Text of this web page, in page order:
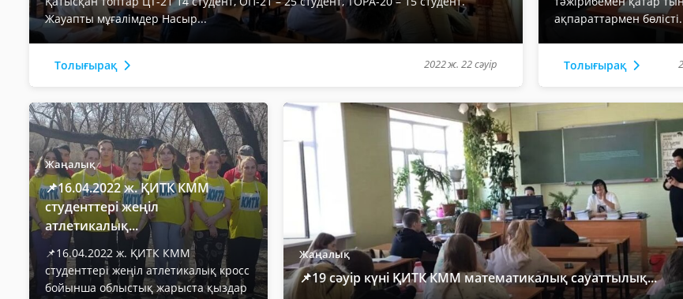
Жауапты мұғалімдер Насыр...
Толығырақ 2022 ж. 22 сәуір
ақпараттармен бөлісті.
Толығырақ
Жаңалық
📌16.04.2022 ж. ҚИТК КММ
студенттері жеңіл
атлетикалық...
📌16.04.2022 ж. ҚИТК КММ
студенттері жеңіл атлетикалық кросс
бойынша облыстық жарыста қыздар
Жаңалық
📌19 сәуір күні ҚИТК КММ математикалық сауаттылық...